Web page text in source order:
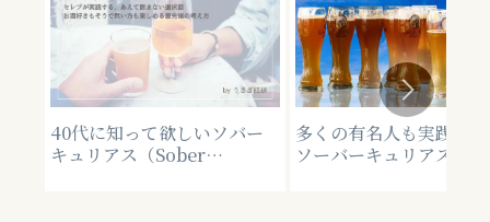
40代に知って欲しいソバー
キュリアス（Sober
多くの有名人も実践し
ソーバーキュリアスと